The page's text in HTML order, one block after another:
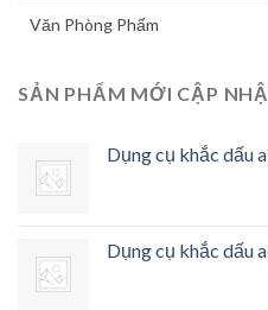
Văn Phòng Phẩm
SẢN PHẨM MỚI CẬP
Dụng cụ khắc dấu
Dụng cụ khắc dấu